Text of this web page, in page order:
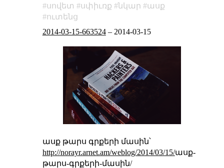
սովետ
սփիւռք նկար
ասք
ուտենց
2014-03-15-663524– 2014-03-15
ասք թարս գրքերի մասին՝
http://norayr.arnet.am/weblog/2014/03/15/ասք-
թարս-գրքերի-մասին/